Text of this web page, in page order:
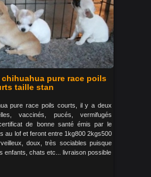
pure race poils
taille stan
pure race poils courts, il y a deux
vaccinés, pucés, vermifugés
de bonne santé émis par le
au lof et feront entre 1kg800 2kgs500
doux, très sociables puisque
enfants, chats etc... livraison possible